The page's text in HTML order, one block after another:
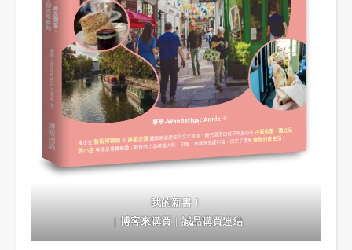
我的新書！
｜博客來購買｜誠品購買連結